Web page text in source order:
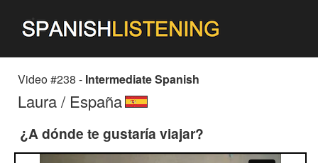
Video #238 - Intermediate Spanish
Laura / España
¿A dónde te gustaría viajar?